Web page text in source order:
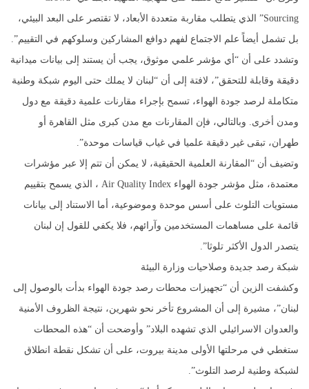
Sourcing” الذي يتطلب مقاربة متعددة الأبعاد، لا تقتصر على البعد البيئي،
بل تشمل أيضاً علم الاجتماع لفهم دوافع المشاركين وسلوكهم في التقييم”.
وتشدد على أن “أي مؤشر علمي موثوق، يجب أن يستند إلى بيانات ميدانية
دقيقة وقابلة للتحقق”، لافتة إلى أن “لبنان لا يملك حتى اليوم شبكة وطنية
متكاملة لرصد جودة الهواء، تسمح بإجراء مقارنات علمية دقيقة مع دول
ومدن أخرى. وبالتالي، فإن المقارنات مع مدن كبرى مثل القاهرة أو
طهران، تبقى غير دقيقة علميا في غياب قياسات موحدة”.
وتضيف أن “المقارنة العلمية الحقيقية، لا يمكن أن تتم إلا عبر مؤشرات
معتمدة، مثل مؤشر جودة الهواء Air Quality Index ، الذي يسمح بتقييم
مستويات التلوث على أسس موحدة وموضوعية، أما الاستناد إلى بيانات
قائمة على مساهمات المستخدمين وآرائهم، فلا يكفي للقول إن لبنان
يتصدر الدول الأكثر تلوثا”.
شبكة رصد جديدة وصلاحيات وزارة البيئة
وكشفت الزين أن “تجهيزات محطات رصد جودة الهواء بدأت بالوصول إلى
لبنان”، مشيرة إلى أن المشروع تأخر نحو شهرين، نتيجة الظروف الأمنية
والعدوان الاسرائيلي الذي تشهده البلاد” وأوضحت أن “هذه المحطات
ستغطي في مرحلتها الأولى مدينة بيروت، على أن تشكل نقطة انطلاق
لشبكة وطنية لرصد التلوث”.